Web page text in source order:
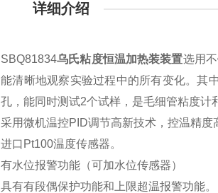
详细介绍
SBQ81834乌氏粘度恒温加热装装置选用
能清晰地观察实验过程中的所有变化。其中
孔，能同时测试2个试样，是毛细管粘度计
采用微机温控PID调节高新技术，控温精度
进口 Pt100温度传感器。
有水位报警功能（可加水位传感器）
具有有段偶保护功能和上限超温报警功能。